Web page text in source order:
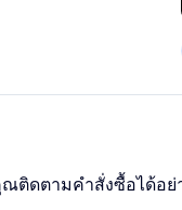
ดตามคำสั่งซื้อได้อย่